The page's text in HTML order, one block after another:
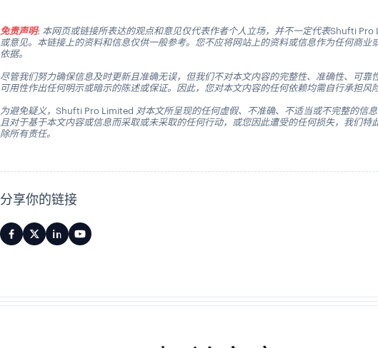
免责声明: 本网页或链接所表达的观点和意见仅代表作者个人立场，并不一定代表Shufti Pro
或意见。本链接上的资料和信息仅供一般参考。您不应将网站上的资料或信息作为任何商业
依据。
尽管我们努力确保信息及时更新且准确无误，但我们不对本文内容的完整性、准确性、可靠
可用性作出任何明示或暗示的陈述或保证。因此，您对本文内容的任何依赖均需自行承担风
为避免疑义，Shufti Pro Limited 对本文所呈现的任何虚假、不准确、不适当或不完整的信
且对于基于本文内容或信息而采取或未采取的任何行动，或您因此遭受的任何损失，我们特
除所有责任。
分享你的链接